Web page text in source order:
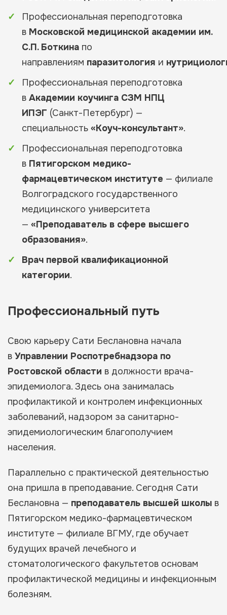
Профессиональная переподготовка
в Московской медицинской академии им.
С.П. Боткина по
направлениям паразитология и
Профессиональная переподготовка
в Академии коучинга СЗМ НПЦ
ИПЭГ (Санкт-Петербург) —
специальность «Коуч-консультант».
Профессиональная переподготовка
в Пятигорском медико-
фармацевтическом институте — филиале
Волгоградского государственного
медицинского университета
— «Преподаватель в сфере высшего
образования».
Врач первой квалификационной
категории.
Профессиональный путь
Свою карьеру Сати Беслановна начала
в Управлении Роспотребнадзора по
Ростовской области в должности врача-
эпидемиолога. Здесь она занималась
профилактикой и контролем инфекционных
заболеваний, надзором за санитарно-
эпидемиологическим благополучием
населения.
Параллельно с практической деятельностью
она пришла в преподавание. Сегодня Сати
Беслановна — преподаватель высшей школы в
Пятигорском медико-фармацевтическом
институте — филиале ВГМУ, где обучает
будущих врачей лечебного и
стоматологического факультетов основам
профилактической медицины и инфекционным
болезням.